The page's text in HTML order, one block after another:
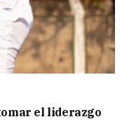
el liderazgo